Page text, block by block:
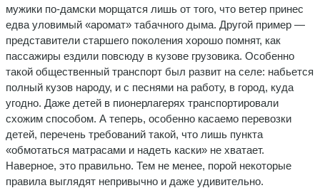
мужики по-дамски морщатся лишь от того, что ветер принес
едва уловимый «аромат» табачного дыма. Другой пример —
представители старшего поколения хорошо помнят, как
пассажиры ездили повсюду в кузове грузовика. Особенно
такой общественный транспорт был развит на селе: набьется
полный кузов народу, и с песнями на работу, в город, куда
угодно. Даже детей в пионерлагерях транспортировали
схожим способом. А теперь, особенно касаемо перевозки
детей, перечень требований такой, что лишь пункта
«обмотаться матрасами и надеть каски» не хватает.
Наверное, это правильно. Тем не менее, порой некоторые
правила выглядят непривычно и даже удивительно.